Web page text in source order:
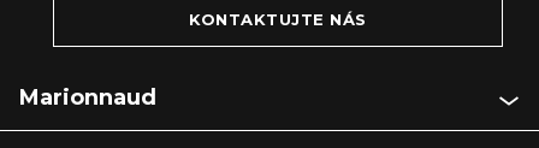
KONTAKTUJTE NÁS
Marionnaud